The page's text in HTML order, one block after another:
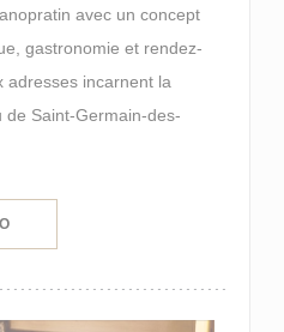
avec un concept
gastronomie et rendez-
adresses incarnent la
Saint-Germain-des-
((ABRE EN UNA NUEVA